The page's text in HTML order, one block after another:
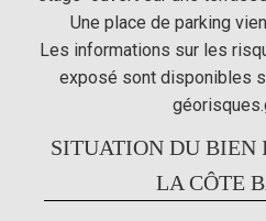
Une place de parking
Les informations sur les
exposé sont disponibles
SITUATION DU
LA CÔTE